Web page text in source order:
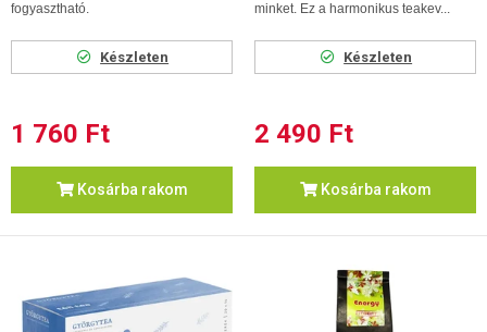
fogyasztható.
Készleten
1 760 Ft
Kosárba rakom
minket. Ez a harmonikus teakev...
Készleten
2 490 Ft
Kosárba rakom